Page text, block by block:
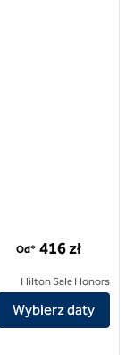
Od* 416 zł
Hilton Sale Honors
Wybierz daty